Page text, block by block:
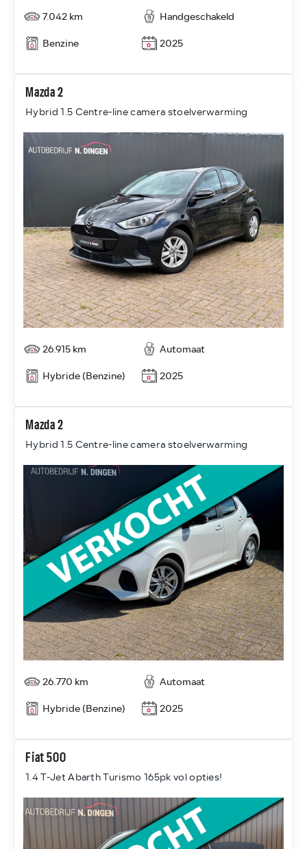
7.042 km
Handgeschakeld
Benzine
2025
Mazda 2
Hybrid 1.5 Centre-line camera stoelverwarming
26.915 km
Automaat
Hybride (Benzine)
2025
Mazda 2
Hybrid 1.5 Centre-line camera stoelverwarming
26.770 km
Automaat
Hybride (Benzine)
2025
Fiat 500
1.4 T-Jet Abarth Turismo 165pk vol opties!